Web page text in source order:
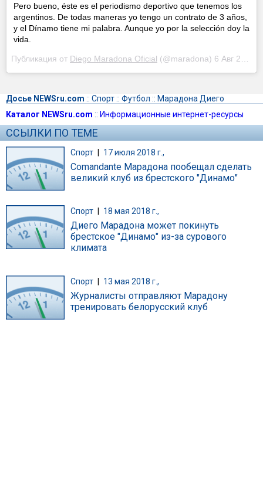
Pero bueno, éste es el periodismo deportivo que tenemos los
argentinos. De todas maneras yo tengo un contrato de 3 años,
y el Dínamo tiene mi palabra. Aunque yo por la selección doy la
vida.
Публикация от Diego Maradona Oficial (@maradona) 6 Авг 2018 в 2:54 PDT
Досье NEWSru.com :: Спорт:: Футбол :: Марадона Диего
Каталог NEWSru.com :: Информационные интернет-ресурсы
ССЫЛКИ ПО ТЕМЕ
Спорт 17 июля 2018 г.,
Comandante Марадона пообещал сделать
великий клуб из брестского "Динамо"
Спорт 18 мая 2018 г.,
Диего Марадона может покинуть
брестское "Динамо" из-за сурового
климата
Спорт | 13 мая 2018 г.,
Журналисты отправляют Марадону
тренировать белорусский клуб